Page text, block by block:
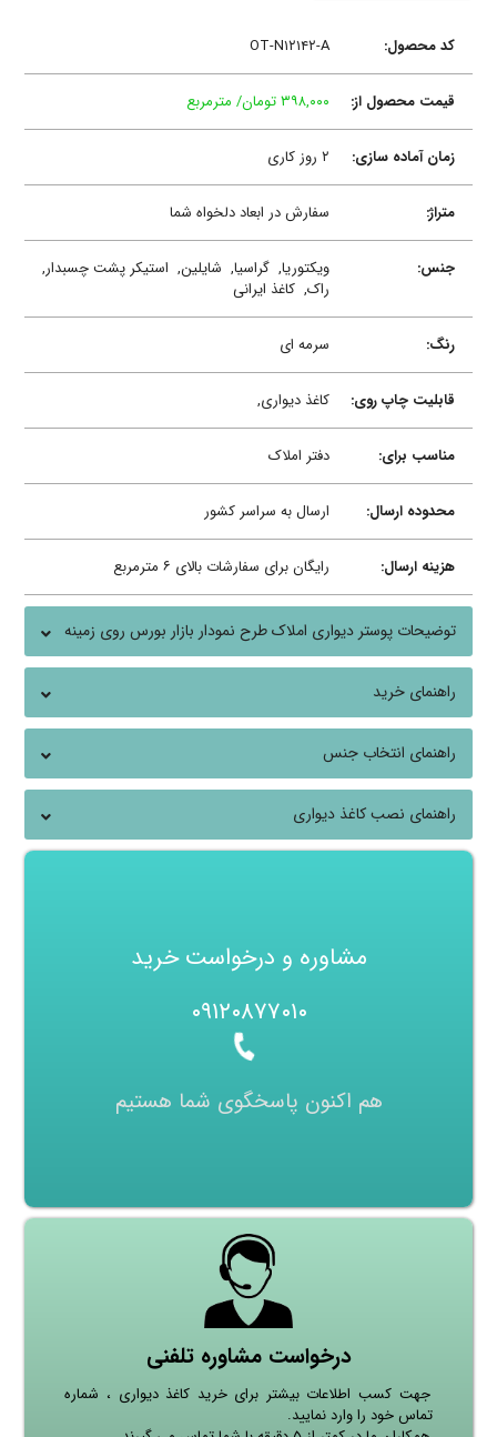
کد محصول: OT-N۱۲۱۴۲-A
قیمت محصول از: ۳۹۸,۰۰۰ تومان/ مترمربع
زمان آماده سازی: ۲ روز کاری
متراژ: سفارش در ابعاد دلخواه شما
جنس: ویکتوریا,گراسیا, شایلین, استیکر پشت چسبدار,
راک,کاغذ ایرانی
رنگ: سرمه ای
قابلیت چاپ روی: کاغذ دیواری,
مناسب برای: دفتر املاک
محدوده ارسال: ارسال به سراسر کشور
هزینه ارسال: رایگان برای سفارشات بالای ۶ مترمربع
توضیحات پوستر دیواری املاک طرح نمودار بازار بورس روی زمینه
شهر
راهنمای خرید
راهنمای انتخاب جنس
راهنمای نصب کاغذ دیواری
مشاوره و درخواست خرید
۰۹۱۲۰۸۷۷۰۱۰
هم اکنون پاسخگوی شما هستیم
درخواست مشاوره تلفنی
جهت کسب اطلاعات بیشتر برای خرید کاغذ دیواری ، شماره
تماس خود را وارد نمایید.